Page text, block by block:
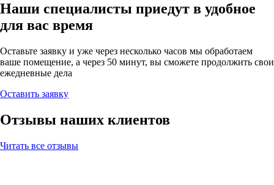
Наши специалисты приедут в удобное
для вас время
Оставьте заявку и уже через несколько часов мы обработаем
ваше помещение, а через 50 минут, вы сможете продолжить свои
ежедневные дела
Оставить заявку
Отзывы наших клиентов
Читать все отзывы